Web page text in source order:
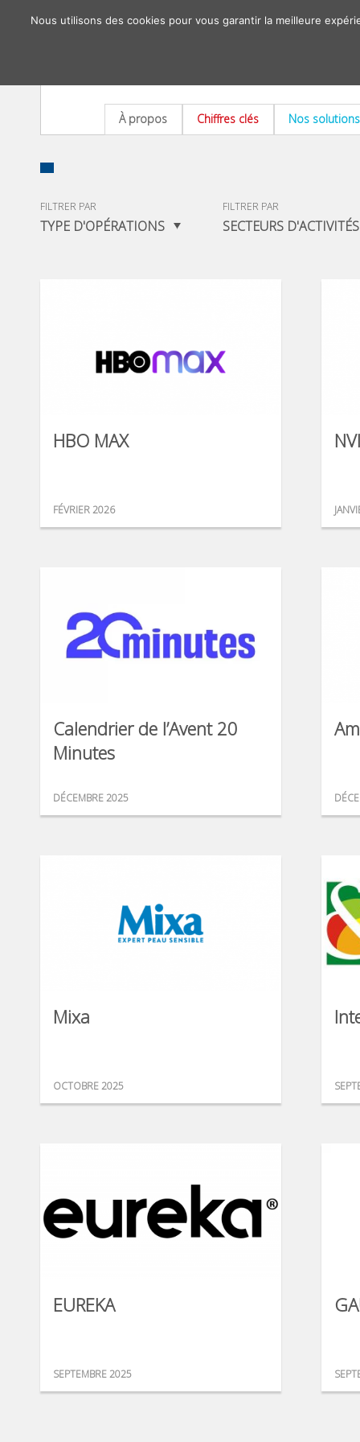
À propos Chiffres clés Nos solutions
FILTRER PAR
TYPE D'OPÉRATIONS
FILTRER PAR
SECTEURS D'ACTIVITÉS
HBO MAX
FÉVRIER 2026
Calendrier de l’Avent 20
Minutes
DÉCEMBRE 2025
Mixa
OCTOBRE 2025
EUREKA
SEPTEMBRE 2025
Nous utilisons des cookies pour vous garantir la meilleure